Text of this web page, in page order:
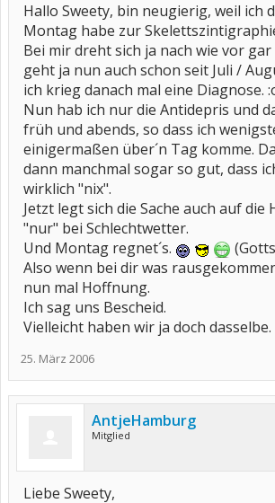
Hallo Sweety, bin neugierig, weil ich
Montag habe zur
Bei mir dreht sich ja nach wie vor gar
geht ja nun auch schon seit Juli /
ich krieg danach mal eine Diagnose.
Nun hab ich nur die Antidepris und
früh und abends, so dass ich
einigermaßen über´n Tag komme.
dann manchmal sogar so gut, dass
wirklich "nix".
Jetzt legt sich die Sache auch auf die
"nur" bei Schlechtwetter.
Und Montag regnet´s.
Also wenn bei dir was
nun mal Hoffnung.
Ich sag uns Bescheid.
Vielleicht haben wir ja doch dasselbe.
25. März 2006
AntjeHamburg
Mitglied
Liebe Sweety,